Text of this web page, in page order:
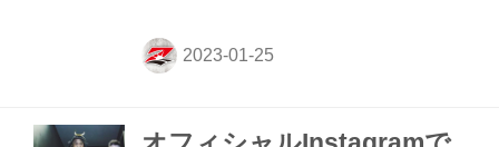
／伊澤星花 vs. パク・シウ 伊澤星花4 パ
ク・シウ3 第9試合／井上直樹 vs. 瀧澤謙太
スダリオ剛4 第7試合／所英男 vs. ジョン・